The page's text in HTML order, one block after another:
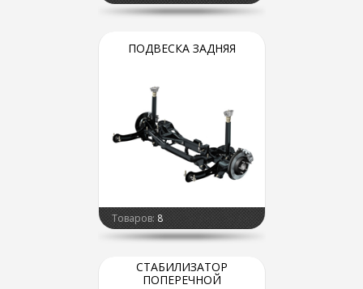
ПОДВЕСКА ЗАДНЯЯ
Товаров: 8
СТАБИЛИЗАТОР
ПОПЕРЕЧНОЙ